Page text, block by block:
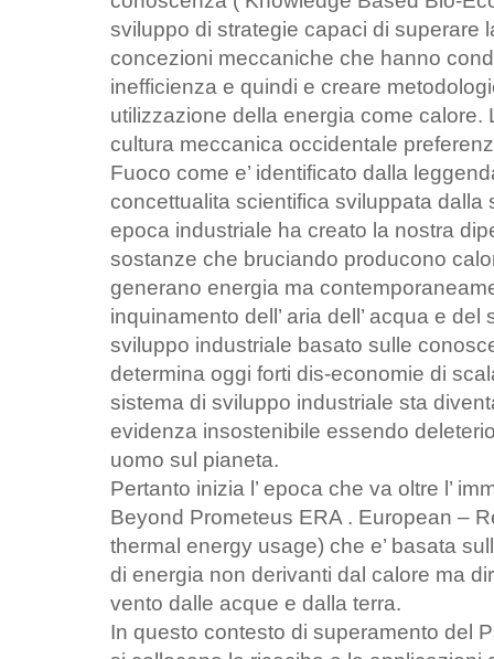
sviluppo di strategie capaci di superare
concezioni meccaniche che hanno
inefficienza e quindi e creare
utilizzazione della energia come calore.
cultura meccanica occidentale
Fuoco come e’ identificato dalla
concettualita scientifica sviluppata dalla
epoca industriale ha creato la nostra
sostanze che bruciando producono
generano energia ma
inquinamento dell’ aria dell’ acqua e
sviluppo industriale basato sulle
determina oggi forti dis-economie di
sistema di sviluppo industriale sta
evidenza insostenibile essendo
uomo sul pianeta.
Pertanto inizia l’ epoca che va oltre l’
Beyond Prometeus ERA . European –
thermal energy usage) che e’ basata
di energia non derivanti dal calore ma
vento dalle acque e dalla terra.
In questo contesto di superamento del